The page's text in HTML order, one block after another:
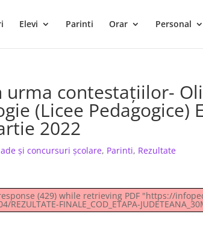
Elevi Parinti Orar Personal
urma contestațiilor-
(Licee Pedagogice)
2022
şi concursuri şcolare, Parinti, Rezultate
(429) while retrieving PDF "https://
FINALE_COD_ETAPA-